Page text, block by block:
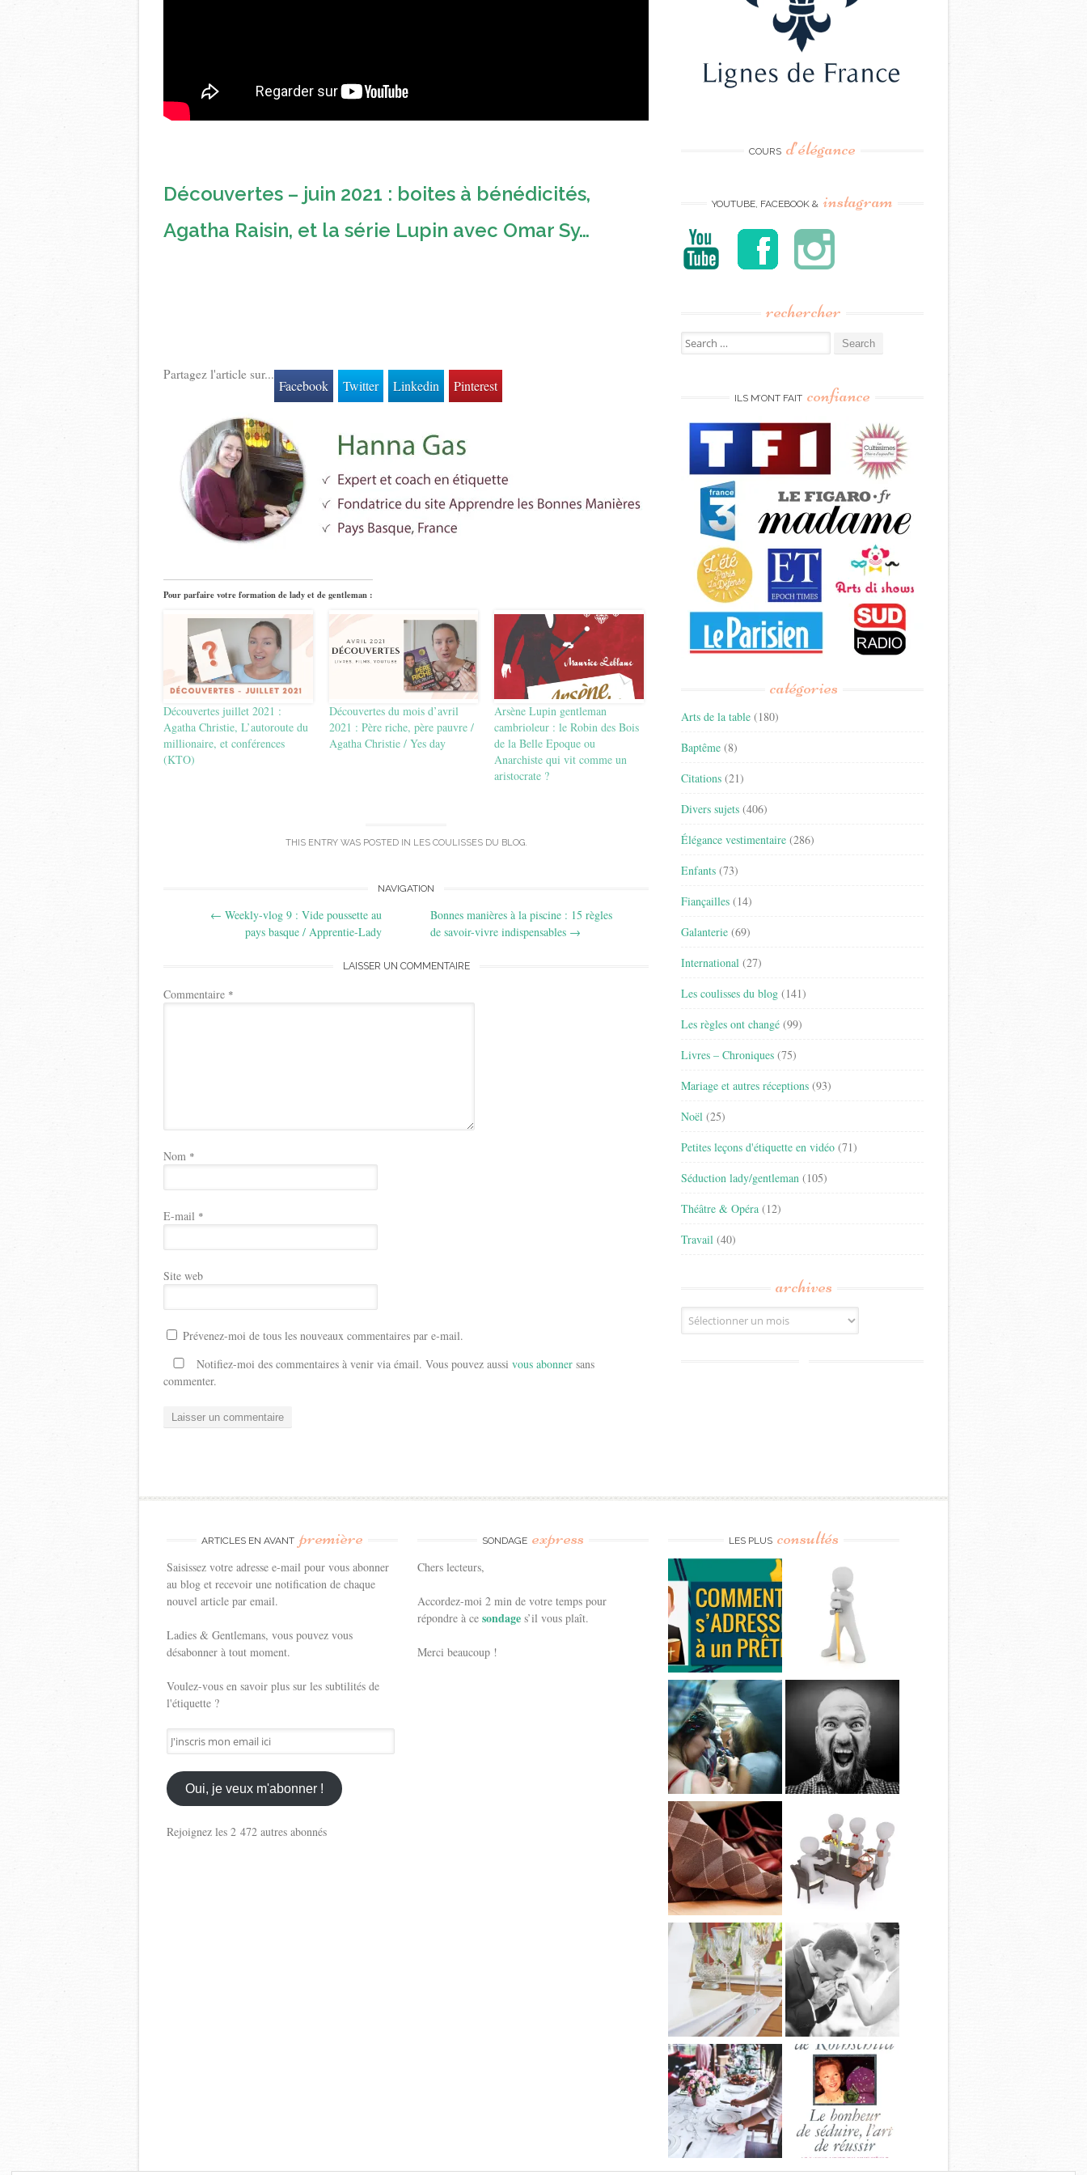
Découvertes – juin 2021 : boites à bénédicités,
Agatha Raisin, et la série Lupin avec Omar Sy…
Partagez l'article sur...
Facebook Twitter Linkedin Pinterest
Pour parfaire votre formation de lady et de gentleman :
Découvertes juillet 2021 :
Agatha Christie, L’autoroute du
millionaire, et conférences
(KTO)
Découvertes du mois d’avril
2021 : Père riche, père pauvre /
Agatha Christie / Yes day
Arsène Lupin gentleman
cambrioleur : le Robin des Bois
de la Belle Epoque ou
Anarchiste qui vit comme un
aristocrate ?
THIS ENTRY WAS POSTED IN LES COULISSES DU BLOG.
navigation
NAVIGATION
← Weekly-vlog 9 : Vide poussette au
pays basque / Apprentie-Lady
Bonnes manières à la piscine : 15 règles
de savoir-vivre indispensables →
LAISSER UN COMMENTAIRE
Commentaire *
Nom *
E-mail *
Site web
Prévenez-moi de tous les nouveaux commentaires par e-mail.
Notifiez-moi des commentaires à venir via émail. Vous pouvez aussi vous abonner sans
commenter.
COURS d’élégance
YOUTUBE, FACEBOOK & instagram
rechercher
Search
for:
ILS M’ONT FAIT confiance
catégories
Arts de la table (180)
Baptême (8)
Citations (21)
Divers sujets (406)
Élégance vestimentaire (286)
Enfants (73)
Fiançailles (14)
Galanterie (69)
International (27)
Les coulisses du blog (141)
Les règles ont changé (99)
Livres – Chroniques (75)
Mariage et autres réceptions (93)
Noël (25)
Petites leçons d'étiquette en vidéo (71)
Séduction lady/gentleman (105)
Théâtre & Opéra (12)
Travail (40)
archives
Archives
ARTICLES EN AVANT première
Saisissez votre adresse e-mail pour vous abonner
au blog et recevoir une notification de chaque
nouvel article par email.
Ladies & Gentlemans, vous pouvez vous
désabonner à tout moment.
Voulez-vous en savoir plus sur les subtilités de
l'étiquette ?
J'inscris
mon
email
ici
Oui, je veux m'abonner !
Rejoignez les 2 472 autres abonnés
SONDAGE express
Chers lecteurs,
Accordez-moi 2 min de votre temps pour
répondre à cesondages’il vous plaît.
Merci beaucoup !
LES PLUS consultés